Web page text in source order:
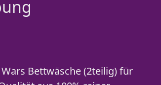
Bettwäsche (2teilig) für